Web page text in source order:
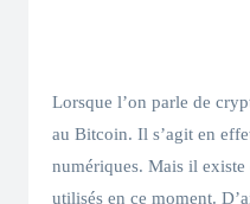
Lorsque l’on parle de
au Bitcoin. Il s’agit en
numériques. Mais il existe
utilisés en ce moment.